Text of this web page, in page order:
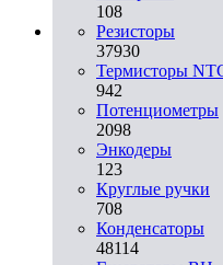
108
Резисторы
37930
Термисторы
942
Потенциометры
2098
Энкодеры
123
Круглые ручки
708
Конденсаторы
48114